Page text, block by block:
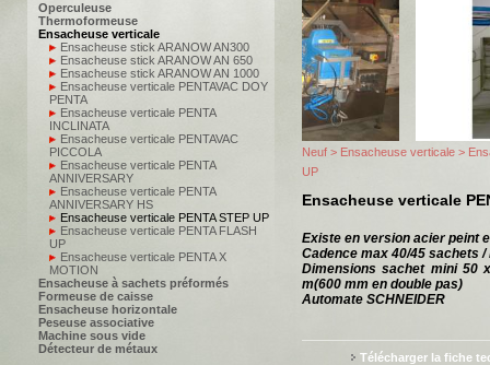
Operculeuse
Thermoformeuse
Ensacheuse verticale
Ensacheuse stick ARANOW AN300
Ensacheuse stick ARANOW AN 650
Ensacheuse stick ARANOW AN 1000
Ensacheuse verticale PENTAVAC DOY
PENTA
Ensacheuse verticale PENTA
INCLINATA
Ensacheuse verticale PENTAVAC
PICCOLA
Ensacheuse verticale PENTA
ANNIVERSARY
Ensacheuse verticale PENTA
ANNIVERSARY HS
Ensacheuse verticale PENTA STEP UP
Ensacheuse verticale PENTA FLASH
UP
Ensacheuse verticale PENTA X
MOTION
Ensacheuse à sachets préformés
Formeuse de caisse
Ensacheuse horizontale
Peseuse associative
Machine sous vide
Détecteur de métaux
Neuf > Ensacheuse verticale >
UP
Ensacheuse verticale
Existe en version acier peint
Cadence max 40/45 sachets /
Dimensions sachet mini 50
m(600 mm en double pas)
Automate SCHNEIDER
Télécharger la fiche